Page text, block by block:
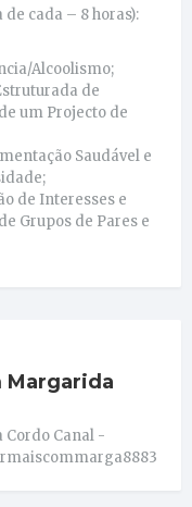
cada – 8 horas):
Alcoolismo;
de
um Projecto de
Saudável e
de Interesses e
Grupos de Pares e
Margarida
Canal -